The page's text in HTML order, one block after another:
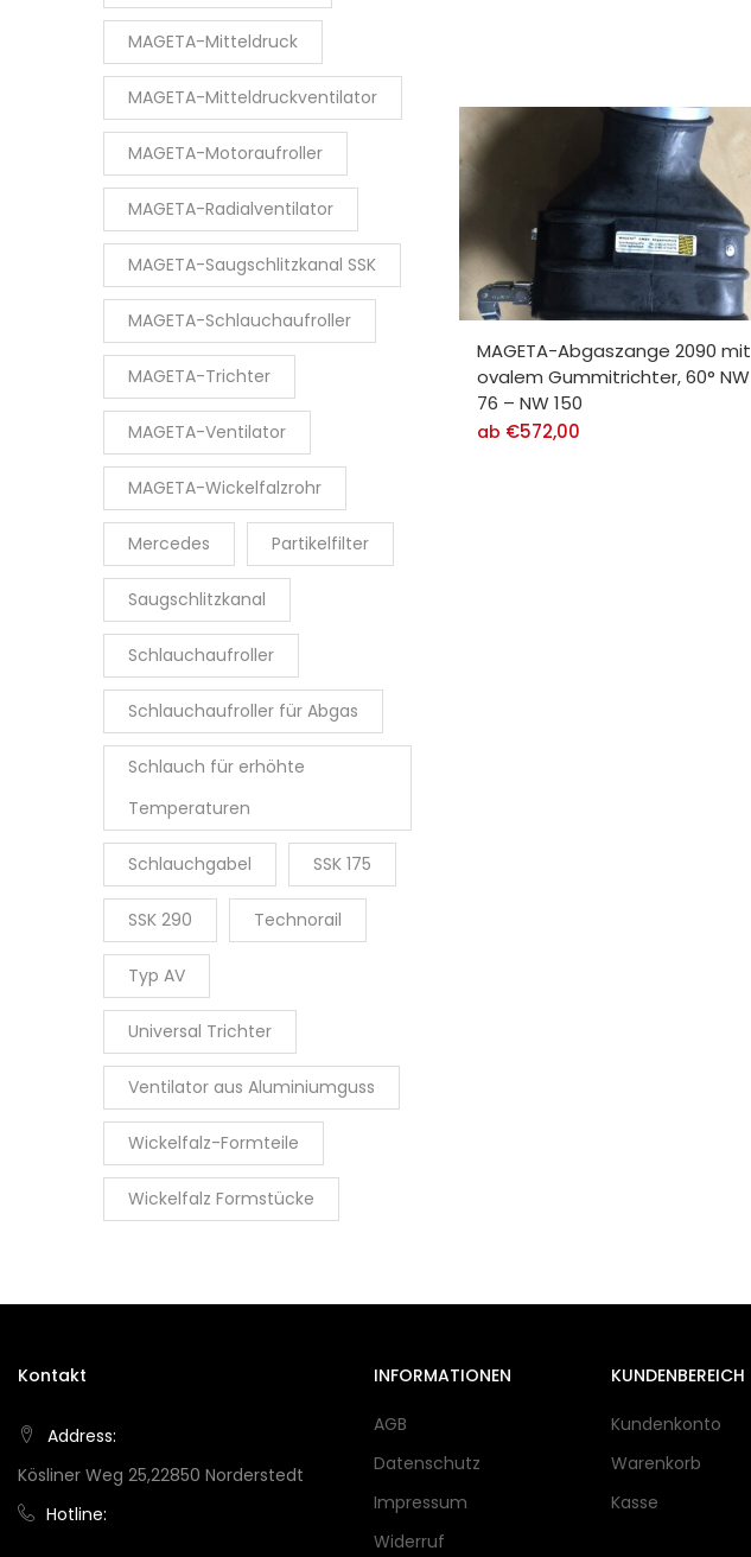
MAGETA-Abgaszange 2090 mit
ovalem Gummitrichter, 60° NW
76 – NW 150
ab €572,00
MAGETA-Mitteldruck
MAGETA-Mitteldruckventilator
MAGETA-Motoraufroller
MAGETA-Radialventilator
MAGETA-Saugschlitzkanal SSK
MAGETA-Schlauchaufroller
MAGETA-Trichter
MAGETA-Ventilator
MAGETA-Wickelfalzrohr
Mercedes Partikelfilter
Saugschlitzkanal
Schlauchaufroller
Schlauchaufroller für Abgas
Schlauch für erhöhte
Temperaturen
Schlauchgabel SSK 175
SSK 290 Technorail
Typ AV
Universal Trichter
Ventilator aus Aluminiumguss
Wickelfalz-Formteile
Wickelfalz Formstücke
Kontakt
Address:
Kösliner Weg 25,22850 Norderstedt
Hotline:
INFORMATIONEN
AGB
Datenschutz
Impressum
Widerruf
KUNDENBEREICH
Kundenkonto
Warenkorb
Kasse